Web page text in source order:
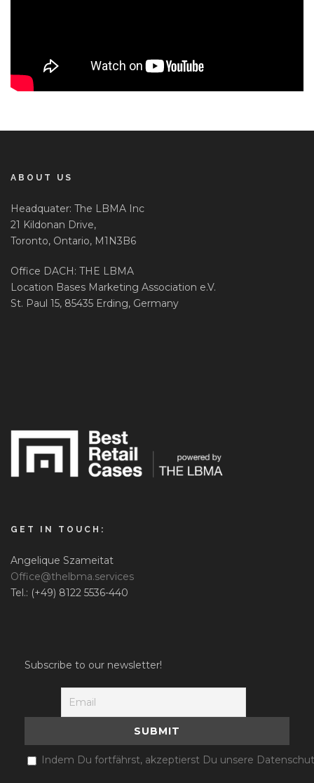
ABOUT US
Headquater: The LBMA Inc
21 Kildonan Drive,
Toronto, Ontario, M1N3B6
Office DACH: THE LBMA
Location Bases Marketing Association e.V.
St. Paul 15, 85435 Erding, Germany
GET IN TOUCH:
Angelique Szameitat
Office@thelbma.services
Tel.: (+49) 8122 5536-440
Subscribe to our newsletter!
Indem Du fortfährst, akzeptierst Du unsere